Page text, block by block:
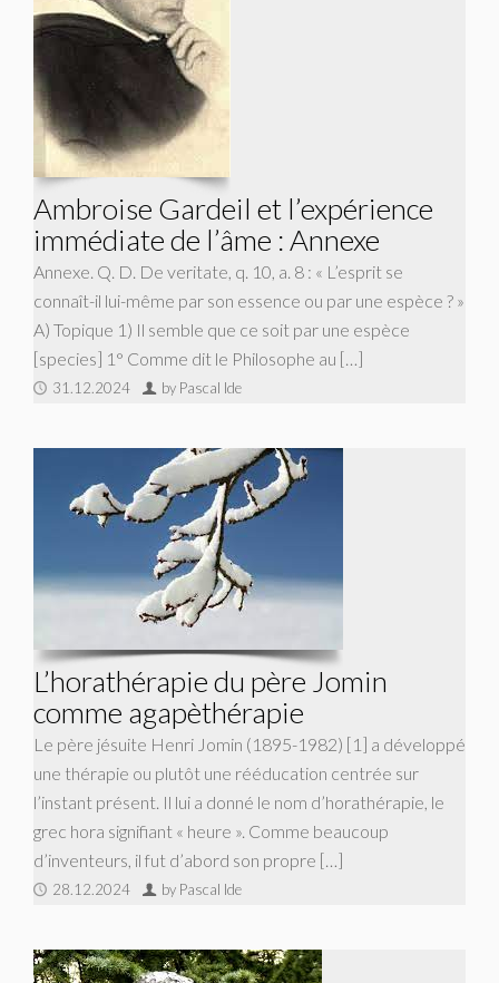
Ambroise Gardeil et l’expérience
immédiate de l’âme : Annexe
Annexe. Q. D. De veritate, q. 10, a. 8 : « L’esprit se
connaît-il lui-même par son essence ou par une espèce ? »
A) Topique 1) Il semble que ce soit par une espèce
[species] 1° Comme dit le Philosophe au […]
31.12.2024 by Pascal Ide
L’horathérapie du père Jomin
comme agapèthérapie
Le père jésuite Henri Jomin (1895-1982) [1] a développé
une thérapie ou plutôt une rééducation centrée sur
l’instant présent. Il lui a donné le nom d’horathérapie, le
grec hora signifiant « heure ». Comme beaucoup
d’inventeurs, il fut d’abord son propre […]
28.12.2024 by Pascal Ide